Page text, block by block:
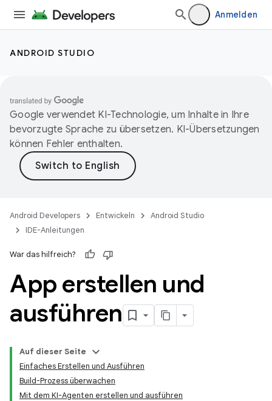
Anmelden
ANDROID STUDIO
Google verwendet KI-Technologie, um Inhalte in Ihre
bevorzugte Sprache zu übersetzen. KI-Übersetzungen
können Fehler enthalten.
Android Developers Entwickeln
Android Studio
IDE-Anleitungen
War das hilfreich?
App erstellen und
ausführen
Auf dieser Seite
Einfaches Erstellen und Ausführen
Build-Prozess überwachen
Mit dem KI-Agenten erstellen und ausführen